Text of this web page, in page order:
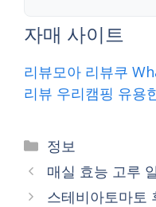
자매 사이트
리뷰모아 리뷰쿠
리뷰 우리캠핑 유용
Categories
정보
매실 효능 고루
스테비아토마토